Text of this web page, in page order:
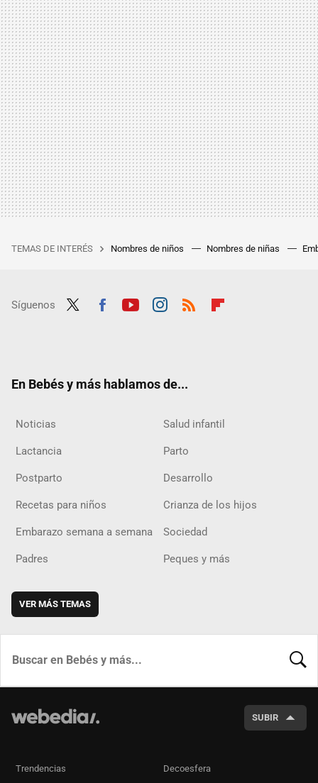
TEMAS DE INTERÉS Nombres de niños Nombres de niñas
Síguenos
En Bebés y más hablamos de...
Noticias Salud infantil
Lactancia Parto
Postparto Desarrollo
Recetas para niños Crianza de los hijos
Embarazo semana a semana Sociedad
Padres Peques y más
VER MÁS TEMAS
SUBIR
Trendencias Decoesfera